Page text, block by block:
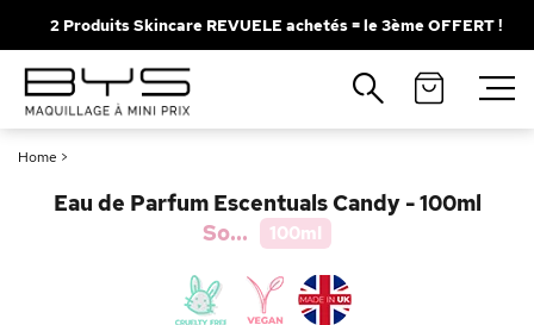
2 Produits Skincare REVUELE achetés = le 3ème OFFERT !
Home >
Eau de Parfum Escentuals Candy - 100ml
So...
100ml
Fermer
Recherches populaires
Brumes
Rouge à Lèvres